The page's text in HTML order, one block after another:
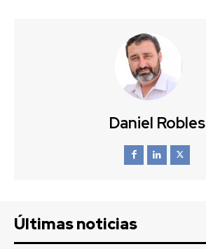
Daniel Robles
Últimas noticias